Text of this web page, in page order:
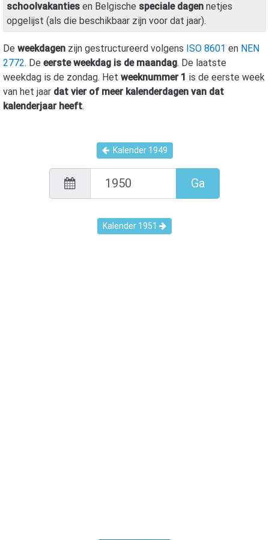
schoolvakanties en Belgische speciale dagen netjes
opgelijst (als die beschikbaar zijn voor dat jaar).
De weekdagen zijn gestructureerd volgens ISO 8601 en NEN
2772. De eerste weekdag is de maandag. De laatste
weekdag is de zondag. Het weeknummer 1 is de eerste week
van het jaar dat vier of meer kalenderdagen van dat
kalenderjaar heeft.
Kalender 1949
Ga
Kalender 1951